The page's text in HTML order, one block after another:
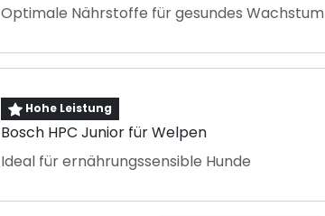
Optimale Nährstoffe für gesundes Wachstum
Hohe Leistung
Bosch HPC Junior für Welpen
Ideal für ernährungssensible Hunde